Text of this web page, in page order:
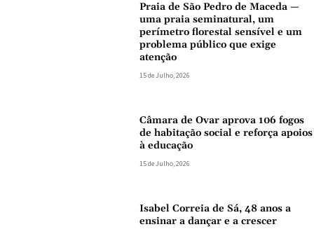
Praia de São Pedro de Maceda —
uma praia seminatural, um
perímetro florestal sensível e um
problema público que exige
atenção
15 de Julho, 2026
Câmara de Ovar aprova 106 fogos
de habitação social e reforça apoios
à educação
15 de Julho, 2026
Isabel Correia de Sá, 48 anos a
ensinar a dançar e a crescer